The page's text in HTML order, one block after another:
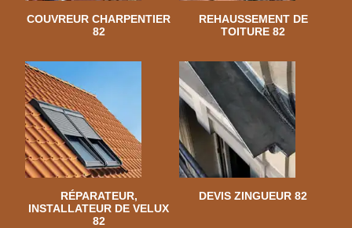
COUVREUR CHARPENTIER
82
REHAUSSEMENT DE
TOITURE 82
RÉPARATEUR,
INSTALLATEUR DE VELUX
82
DEVIS ZINGUEUR 82